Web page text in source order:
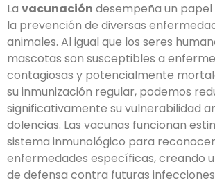
La vacunación desempeña un
la prevención de diversas
animales. Al igual que los seres
mascotas son susceptibles a
contagiosas y potencialmente
su inmunización regular, podemos
significativamente su vulnerabilidad
dolencias. Las vacunas funcionan
sistema inmunológico para
enfermedades específicas, creando
de defensa contra futuras